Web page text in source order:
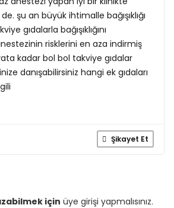
de. şu an büyük ihtimalle bağışıklığı
gıdalarla bağışıklığını
risklerini en aza indirmiş
kadar bol bol takviye gıdalar
danışabilirsiniz hangi ek gıdaları
Şikayet Et
için üye girişi yapmalısınız.